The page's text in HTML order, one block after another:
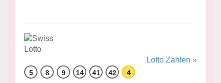
Lotto Zahlen »
5 8 9 14 41 42 4